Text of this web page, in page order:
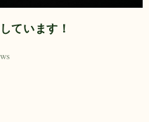
ています！